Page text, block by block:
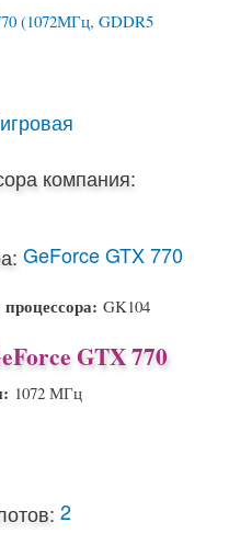
компания:
GeForce GTX 770
GK104
GTX 770
1072 МГц
2